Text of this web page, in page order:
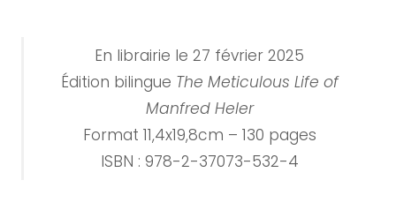
En librairie le 27 février 2025
Édition bilingue The Meticulous Life of
Manfred Heler
Format 11,4x19,8cm – 130 pages
ISBN : 978-2-37073-532-4